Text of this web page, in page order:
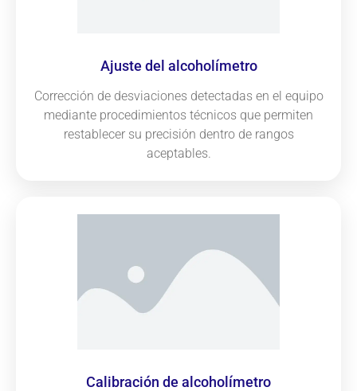
Ajuste del alcoholímetro
Corrección de desviaciones detectadas en el equipo
mediante procedimientos técnicos que permiten
restablecer su precisión dentro de rangos
aceptables.
Calibración de alcoholímetro